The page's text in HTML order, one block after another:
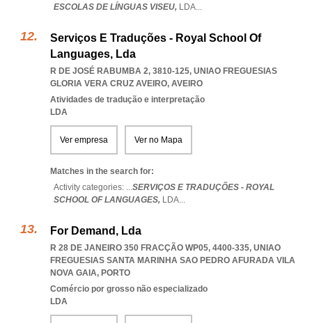
ESCOLAS DE LÍNGUAS VISEU, LDA...
Serviços E Traduções - Royal School Of
Languages, Lda
R DE JOSÉ RABUMBA 2, 3810-125, UNIAO FREGUESIAS
GLORIA VERA CRUZ AVEIRO, AVEIRO
Atividades de tradução e interpretação
LDA
Ver empresa Ver no Mapa
Matches in the search for:
Activity categories: ...SERVIÇOS E TRADUÇÕES - ROYAL
SCHOOL OF LANGUAGES, LDA...
For Demand, Lda
R 28 DE JANEIRO 350 FRACÇÃO WP05, 4400-335, UNIAO
FREGUESIAS SANTA MARINHA SAO PEDRO AFURADA VILA
NOVA GAIA, PORTO
Comércio por grosso não especializado
LDA